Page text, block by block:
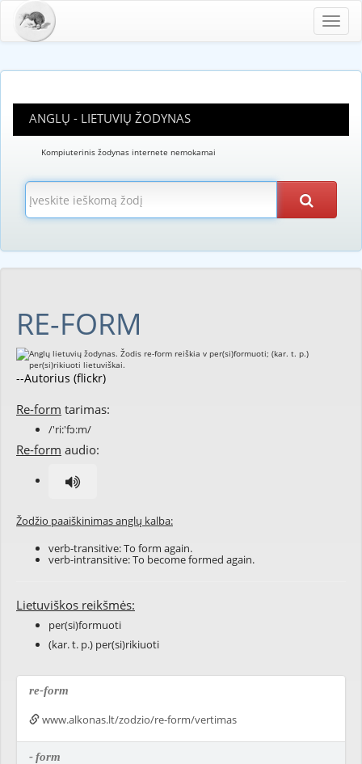
ANGLŲ - LIETUVIŲ ŽODYNAS
Kompiuterinis žodynas internete nemokamai
RE-FORM
--Autorius (flickr)
Re-form tarimas:
/'ri:'fɔ:m/
Re-form audio:
Žodžio paaiškinimas anglų kalba:
verb-transitive: To form again.
verb-intransitive: To become formed again.
Lietuviškos reikšmės:
per(si)formuoti
(kar. t. p.) per(si)rikiuoti
re-form
www.alkonas.lt/zodzio/re-form/vertimas
-form